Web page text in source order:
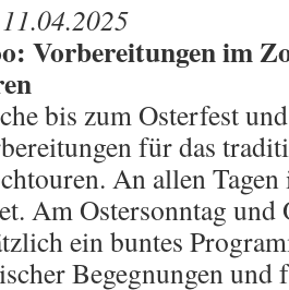
Vorbereitungen im
bis zum Osterfest
für das
An allen
Am Ostersonntag
ein buntes
Begegnungen